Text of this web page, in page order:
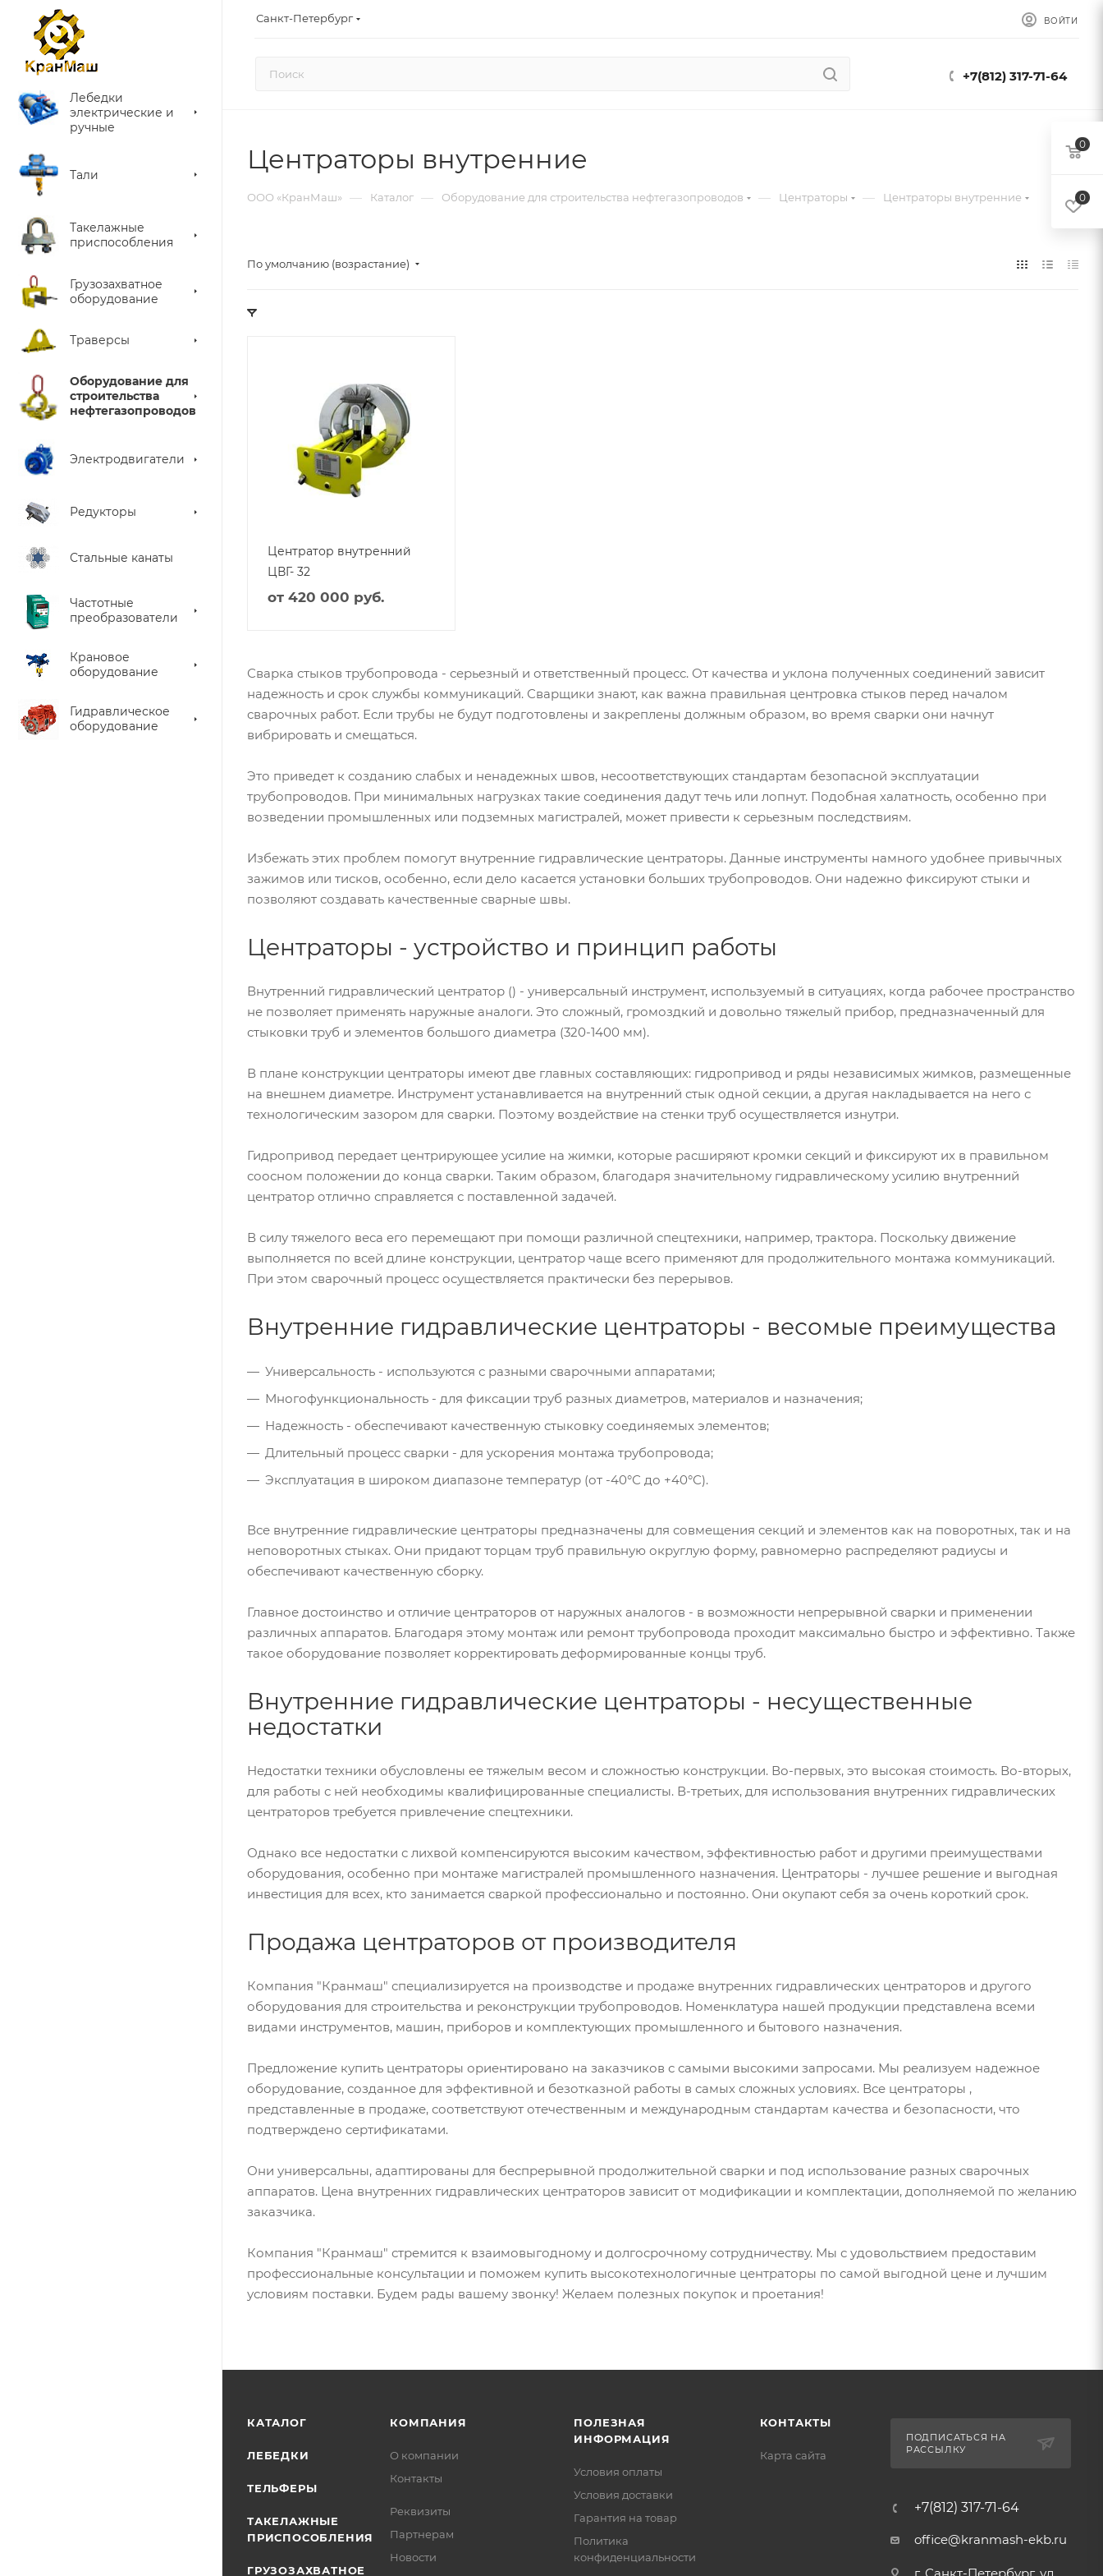
Санкт-Петербург ВОЙТИ
+7(812) 317-71-64
Лебедки
электрические и
ручные
Тали
Такелажные
приспособления
Грузозахватное
оборудование
Траверсы
Оборудование для
строительства
нефтегазопроводов
Электродвигатели
Редукторы
Стальные канаты
Частотные
преобразователи
Крановое
оборудование
Гидравлическое
оборудование
Центраторы внутренние
ООО «КранМаш» — Каталог — Оборудование для строительства нефтегазопроводов — Центраторы — Центраторы внутренние
По умолчанию (возрастание)
Центратор внутренний
ЦВГ- 32
от 420 000 руб.
Сварка стыков трубопровода - серьезный и ответственный процесс. От качества и уклона полученных соединений зависит
надежность и срок службы коммуникаций. Сварщики знают, как важна правильная центровка стыков перед началом
сварочных работ. Если трубы не будут подготовлены и закреплены должным образом, во время сварки они начнут
вибрировать и смещаться.
Это приведет к созданию слабых и ненадежных швов, несоответствующих стандартам безопасной эксплуатации
трубопроводов. При минимальных нагрузках такие соединения дадут течь или лопнут. Подобная халатность, особенно при
возведении промышленных или подземных магистралей, может привести к серьезным последствиям.
Избежать этих проблем помогут внутренние гидравлические центраторы. Данные инструменты намного удобнее привычных
зажимов или тисков, особенно, если дело касается установки больших трубопроводов. Они надежно фиксируют стыки и
позволяют создавать качественные сварные швы.
Центраторы - устройство и принцип работы
Внутренний гидравлический центратор () - универсальный инструмент, используемый в ситуациях, когда рабочее пространство
не позволяет применять наружные аналоги. Это сложный, громоздкий и довольно тяжелый прибор, предназначенный для
стыковки труб и элементов большого диаметра (320-1400 мм).
В плане конструкции центраторы имеют две главных составляющих: гидропривод и ряды независимых жимков, размещенные
на внешнем диаметре. Инструмент устанавливается на внутренний стык одной секции, а другая накладывается на него с
технологическим зазором для сварки. Поэтому воздействие на стенки труб осуществляется изнутри.
Гидропривод передает центрирующее усилие на жимки, которые расширяют кромки секций и фиксируют их в правильном
соосном положении до конца сварки. Таким образом, благодаря значительному гидравлическому усилию внутренний
центратор отлично справляется с поставленной задачей.
В силу тяжелого веса его перемещают при помощи различной спецтехники, например, трактора. Поскольку движение
выполняется по всей длине конструкции, центратор чаще всего применяют для продолжительного монтажа коммуникаций.
При этом сварочный процесс осуществляется практически без перерывов.
Внутренние гидравлические центраторы - весомые преимущества
Универсальность - используются с разными сварочными аппаратами;
Многофункциональность - для фиксации труб разных диаметров, материалов и назначения;
Надежность - обеспечивают качественную стыковку соединяемых элементов;
Длительный процесс сварки - для ускорения монтажа трубопровода;
Эксплуатация в широком диапазоне температур (от -40°С до +40°С).
Все внутренние гидравлические центраторы предназначены для совмещения секций и элементов как на поворотных, так и на
неповоротных стыках. Они придают торцам труб правильную округлую форму, равномерно распределяют радиусы и
обеспечивают качественную сборку.
Главное достоинство и отличие центраторов от наружных аналогов - в возможности непрерывной сварки и применении
различных аппаратов. Благодаря этому монтаж или ремонт трубопровода проходит максимально быстро и эффективно. Также
такое оборудование позволяет корректировать деформированные концы труб.
Внутренние гидравлические центраторы - несущественные
недостатки
Недостатки техники обусловлены ее тяжелым весом и сложностью конструкции. Во-первых, это высокая стоимость. Во-вторых,
для работы с ней необходимы квалифицированные специалисты. В-третьих, для использования внутренних гидравлических
центраторов требуется привлечение спецтехники.
Однако все недостатки с лихвой компенсируются высоким качеством, эффективностью работ и другими преимуществами
оборудования, особенно при монтаже магистралей промышленного назначения. Центраторы - лучшее решение и выгодная
инвестиция для всех, кто занимается сваркой профессионально и постоянно. Они окупают себя за очень короткий срок.
Продажа центраторов от производителя
Компания "Кранмаш" специализируется на производстве и продаже внутренних гидравлических центраторов и другого
оборудования для строительства и реконструкции трубопроводов. Номенклатура нашей продукции представлена всеми
видами инструментов, машин, приборов и комплектующих промышленного и бытового назначения.
Предложение купить центраторы ориентировано на заказчиков с самыми высокими запросами. Мы реализуем надежное
оборудование, созданное для эффективной и безотказной работы в самых сложных условиях. Все центраторы ,
представленные в продаже, соответствуют отечественным и международным стандартам качества и безопасности, что
подтверждено сертификатами.
Они универсальны, адаптированы для беспрерывной продолжительной сварки и под использование разных сварочных
аппаратов. Цена внутренних гидравлических центраторов зависит от модификации и комплектации, дополняемой по желанию
заказчика.
Компания "Кранмаш" стремится к взаимовыгодному и долгосрочному сотрудничеству. Мы с удовольствием предоставим
профессиональные консультации и поможем купить высокотехнологичные центраторы по самой выгодной цене и лучшим
условиям поставки. Будем рады вашему звонку! Желаем полезных покупок и проетания!
КАТАЛОГ
ЛЕБЕДКИ
ТЕЛЬФЕРЫ
ТАКЕЛАЖНЫЕ
ПРИСПОСОБЛЕНИЯ
ГРУЗОЗАХВАТНОЕ
КОМПАНИЯ
О компании
Контакты
Реквизиты
Партнерам
Новости
ПОЛЕЗНАЯ
ИНФОРМАЦИЯ
Условия оплаты
Условия доставки
Гарантия на товар
Политика
конфиденциальности
КОНТАКТЫ
Карта сайта
ПОДПИСАТЬСЯ НА
РАССЫЛКУ
+7(812) 317-71-64
office@kranmash-ekb.ru
0
0